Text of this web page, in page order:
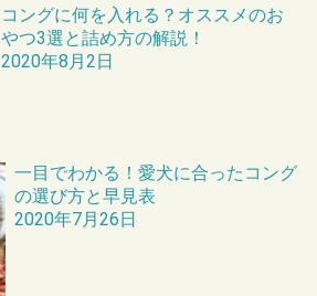
コングに何を入れる？オススメのお
やつ3選と詰め方の解説！
2020年8月2日
一目でわかる！愛犬に合ったコング
の選び方と早見表
2020年7月26日